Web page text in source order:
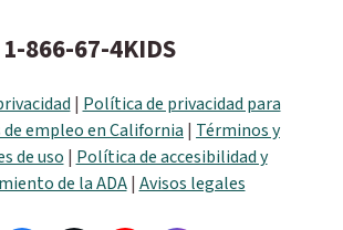
1-866-67-4KIDS
| Política de privacidad para
empleo en California | Términos y
de uso | Política de accesibilidad y
de la ADA| Avisos legales